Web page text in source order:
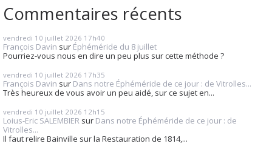
Commentaires récents
vendredi 10 juillet 2026 17h40
François Davin sur Éphéméride du 8 juillet
Pourriez-vous nous en dire un peu plus sur cette méthode ?
vendredi 10 juillet 2026 17h35
François Davin sur Dans notre Éphéméride de ce jour : de Vitrolles...
Très heureux de vous avoir un peu aidé, sur ce sujet en...
vendredi 10 juillet 2026 12h15
Loius-Eric SALEMBIER sur Dans notre Éphéméride de ce jour : de
Vitrolles...
Il faut relire Bainville sur la Restauration de 1814,...